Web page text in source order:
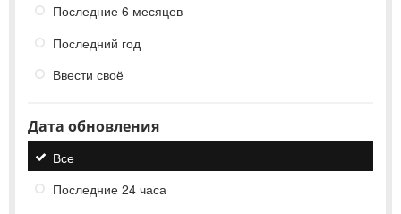
Последние 6 месяцев
Последний год
Ввести своё
Дата обновления
Все
Последние 24 часа